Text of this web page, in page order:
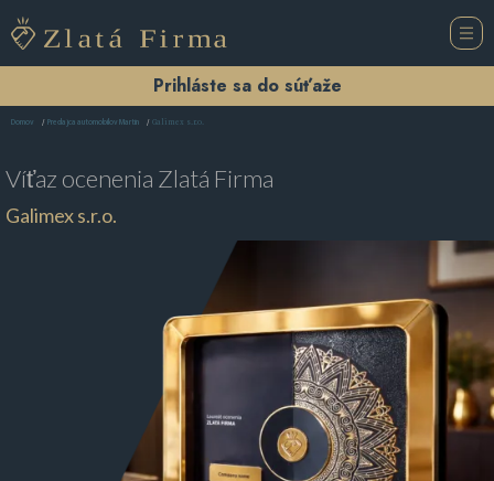
Prihláste sa do súťaže
Domov Predajca automobilov Martin Galimex s.r.o.
Víťaz ocenenia Zlatá Firma
Galimex s.r.o.